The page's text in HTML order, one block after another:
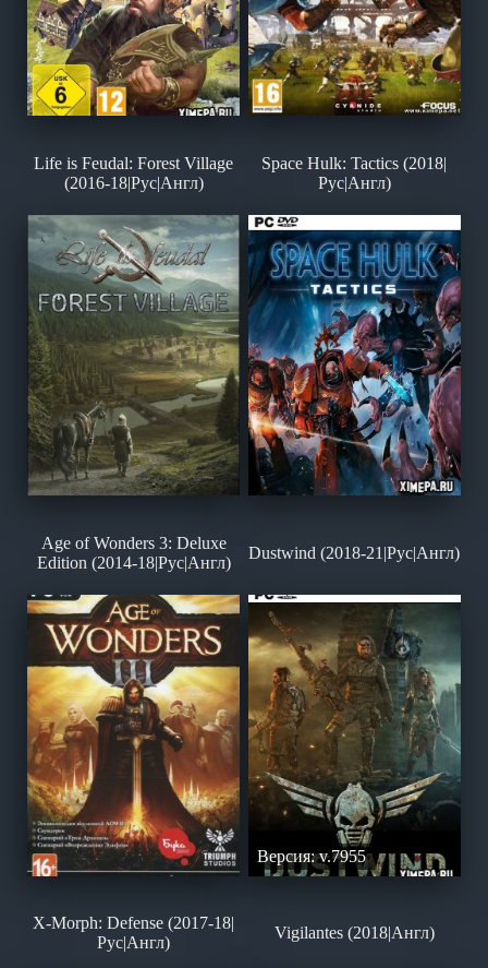
Life is Feudal: Forest Village
(2016-18|Рус|Англ)
Space Hulk: Tactics (2018|
Рус|Англ)
Age of Wonders 3: Deluxe
Edition (2014-18|Рус|Англ)
Dustwind (2018-21|Рус|Англ)
Версия: v.7955
X-Morph: Defense (2017-18|
Рус|Англ)
Vigilantes (2018|Англ)